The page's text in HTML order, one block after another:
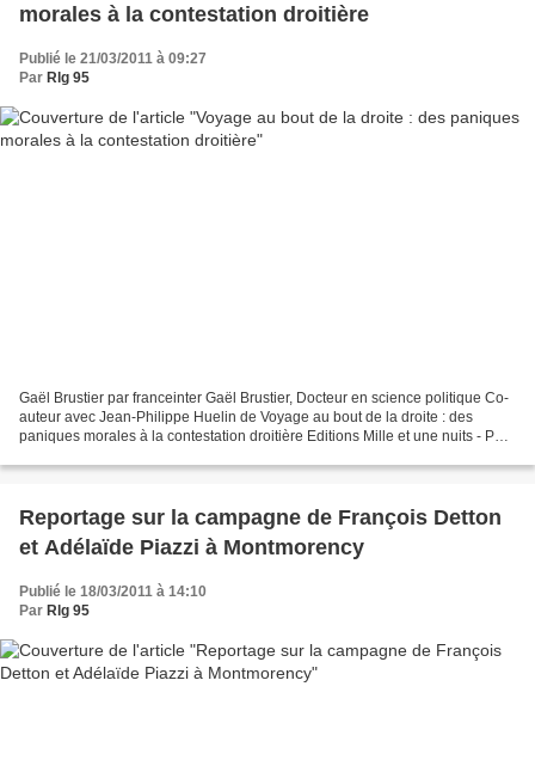
morales à la contestation droitière
Publié le 21/03/2011 à 09:27
Par Rlg 95
Gaël Brustier par franceinter Gaël Brustier, Docteur en science politique Co-
auteur avec Jean-Philippe Huelin de Voyage au bout de la droite : des
paniques morales à la contestation droitière Editions Mille et une nuits - Paru
Reportage sur la campagne de François Detton
et Adélaïde Piazzi à Montmorency
Publié le 18/03/2011 à 14:10
Par Rlg 95